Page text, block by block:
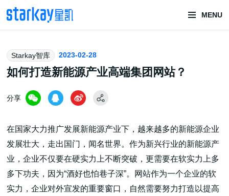
MENU
头部潮玩
技术服务商
潮玩技术解决方案
Starkay智库 2023-02-28
如何打造新能源产业高端集团网站？
分享
在国家大力推广发展新能源产业下，越来越多的新能源企业
发展壮大，走出国门，闻名世界。作为新兴行业的新能源产
业，企业不仅要在硬实力上不断突破，更需要在软实力上多
多下功夫，因为“酒好也怕巷子深”。网站作为一个企业的软
实力，企业对外宣发的重要窗口，自然需要努力打造以提高